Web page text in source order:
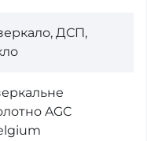
ДСП,
AGC